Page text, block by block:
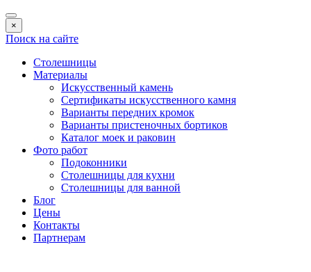
×
Поиск на сайте
Столешницы
Материалы
Искусственный камень
Сертификаты искусственного камня
Варианты передних кромок
Варианты пристеночных бортиков
Каталог моек и раковин
Фото работ
Подоконники
Столешницы для кухни
Столешницы для ванной
Блог
Цены
Контакты
Партнерам